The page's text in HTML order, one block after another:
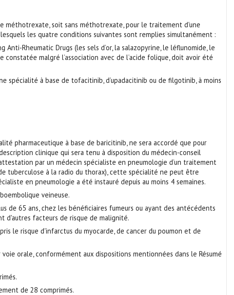
méthotrexate, soit sans méthotrexate, pour le traitement d'une
les quatre conditions suivantes sont remplies simultanément :
Rheumatic Drugs (les sels d’or, la salazopyrine, le léflunomide, le
malgré l’association avec de l’acide folique, doit avoir été
spécialité à base de tofacitinib, d’upadacitinib ou de filgotinib, à moins
pharmaceutique à base de baricitinib, ne sera accordé que pour
clinique qui sera tenu à disposition du médecin-conseil
par un médecin spécialiste en pneumologie d’un traitement
tuberculose à la radio du thorax), cette spécialité ne peut être
en pneumologie a été instauré depuis au moins 4 semaines.
veineuse.
65 ans, chez les bénéficiaires fumeurs ou ayant des antécédents
d'autres facteurs de risque de malignité.
le risque d'infarctus du myocarde, de cancer du poumon et de
orale, conformément aux dispositions mentionnées dans le Résumé
de 28 comprimés.